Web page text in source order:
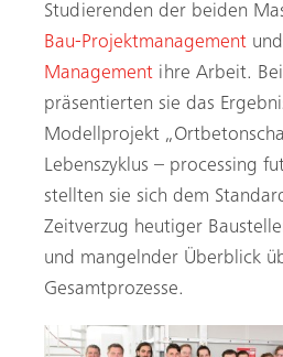
Studierenden der beiden
Bau-Projektmanagement und
Management ihre Arbeit.
präsentierten sie das
Modellprojekt
Lebenszyklus – processing
stellten sie sich dem
Zeitverzug heutiger
und mangelnder Überblick
Gesamtprozesse.